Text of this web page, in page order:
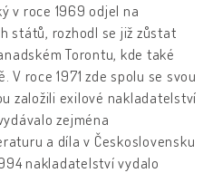
v roce 1969 odjel na
států, rozhodl se již zůstat
Torontu, kde také
roce 1971 zde spolu se svou
založili exilové nakladatelství
zejména
a díla v Československu
nakladatelství vydalo